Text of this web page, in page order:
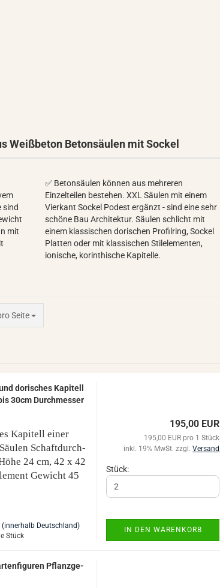
Weißbeton Betonsäulen mit Sockel
sind
mit
✅ Betonsäulen können aus mehreren
Einzelteilen bestehen. XXL Säulen mit einem
Vierkant Sockel Podest ergänzt - sind eine sehr
schöne Bau Architektur. Säulen schlicht mit
einem klassischen dorischen Profilring, Sockel
Platten oder mit klassischen Stilelementen,
ionische, korinthische Kapitelle.
Seite
do­ri­sches Ka­pi­tell
30cm Durch­mes­ser
Ka­pi­tell einer
Schaft­durch­
24 cm, 42 x 42
Ge­wicht 45
(innerhalb Deutschland)
Stück
195,00 EUR
195,00 EUR pro 1 Stück
inkl. 19% MwSt. zzgl.Versand
Stück:
IN DEN WARENKORB
Pflanz­ge­